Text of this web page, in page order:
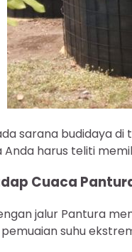
sarana budidaya
harus teliti
Cuaca
jalur Pantura
suhu